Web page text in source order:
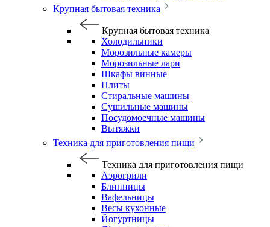
Крупная бытовая техника
Крупная бытовая техника
Холодильники
Морозильные камеры
Морозильные лари
Шкафы винные
Плиты
Стиральные машины
Сушильные машины
Посудомоечные машины
Вытяжки
Техника для приготовления пищи
Техника для приготовления пищи
Аэрогрили
Блинницы
Вафельницы
Весы кухонные
Йогуртницы